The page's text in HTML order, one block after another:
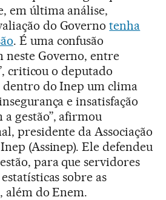
em última análise,
do Governotenha
. É uma confusão
neste Governo, entre
criticou o deputado
dentro do Inep um clima
e insatisfação
gestão”, afirmou
presidente da Associação
(Assinep). Ele defendeu
para que servidores
sobre as
além do Enem.